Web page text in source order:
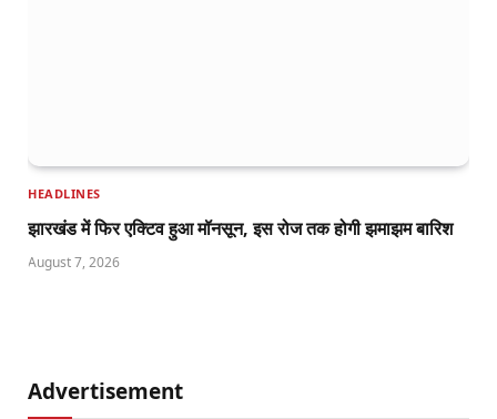
HEADLINES
झारखंड में फिर एक्टिव हुआ मॉनसून, इस रोज तक होगी झमाझम बारिश
August 7, 2026
Advertisement